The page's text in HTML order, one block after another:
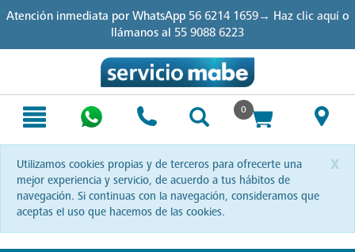
to
to
Atención inmediata por WhatsApp 56 6214 1659→ Haz clic aquío
llámanos al 55 9088 6223
0
x
Utilizamos cookies propias y de terceros para ofrecerte una
mejor experiencia y servicio, de acuerdo a tus hábitos de
navegación. Si continuas con la navegación, consideramos que
aceptas el uso que hacemos de las cookies.